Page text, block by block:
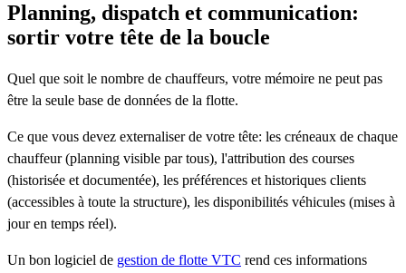
Planning, dispatch et communication:
sortir votre tête de la boucle
Quel que soit le nombre de chauffeurs, votre mémoire ne peut pas
être la seule base de données de la flotte.
Ce que vous devez externaliser de votre tête: les créneaux de chaque
chauffeur (planning visible par tous), l'attribution des courses
(historisée et documentée), les préférences et historiques clients
(accessibles à toute la structure), les disponibilités véhicules (mises à
jour en temps réel).
Un bon logiciel de gestion de flotte VTC rend ces informations